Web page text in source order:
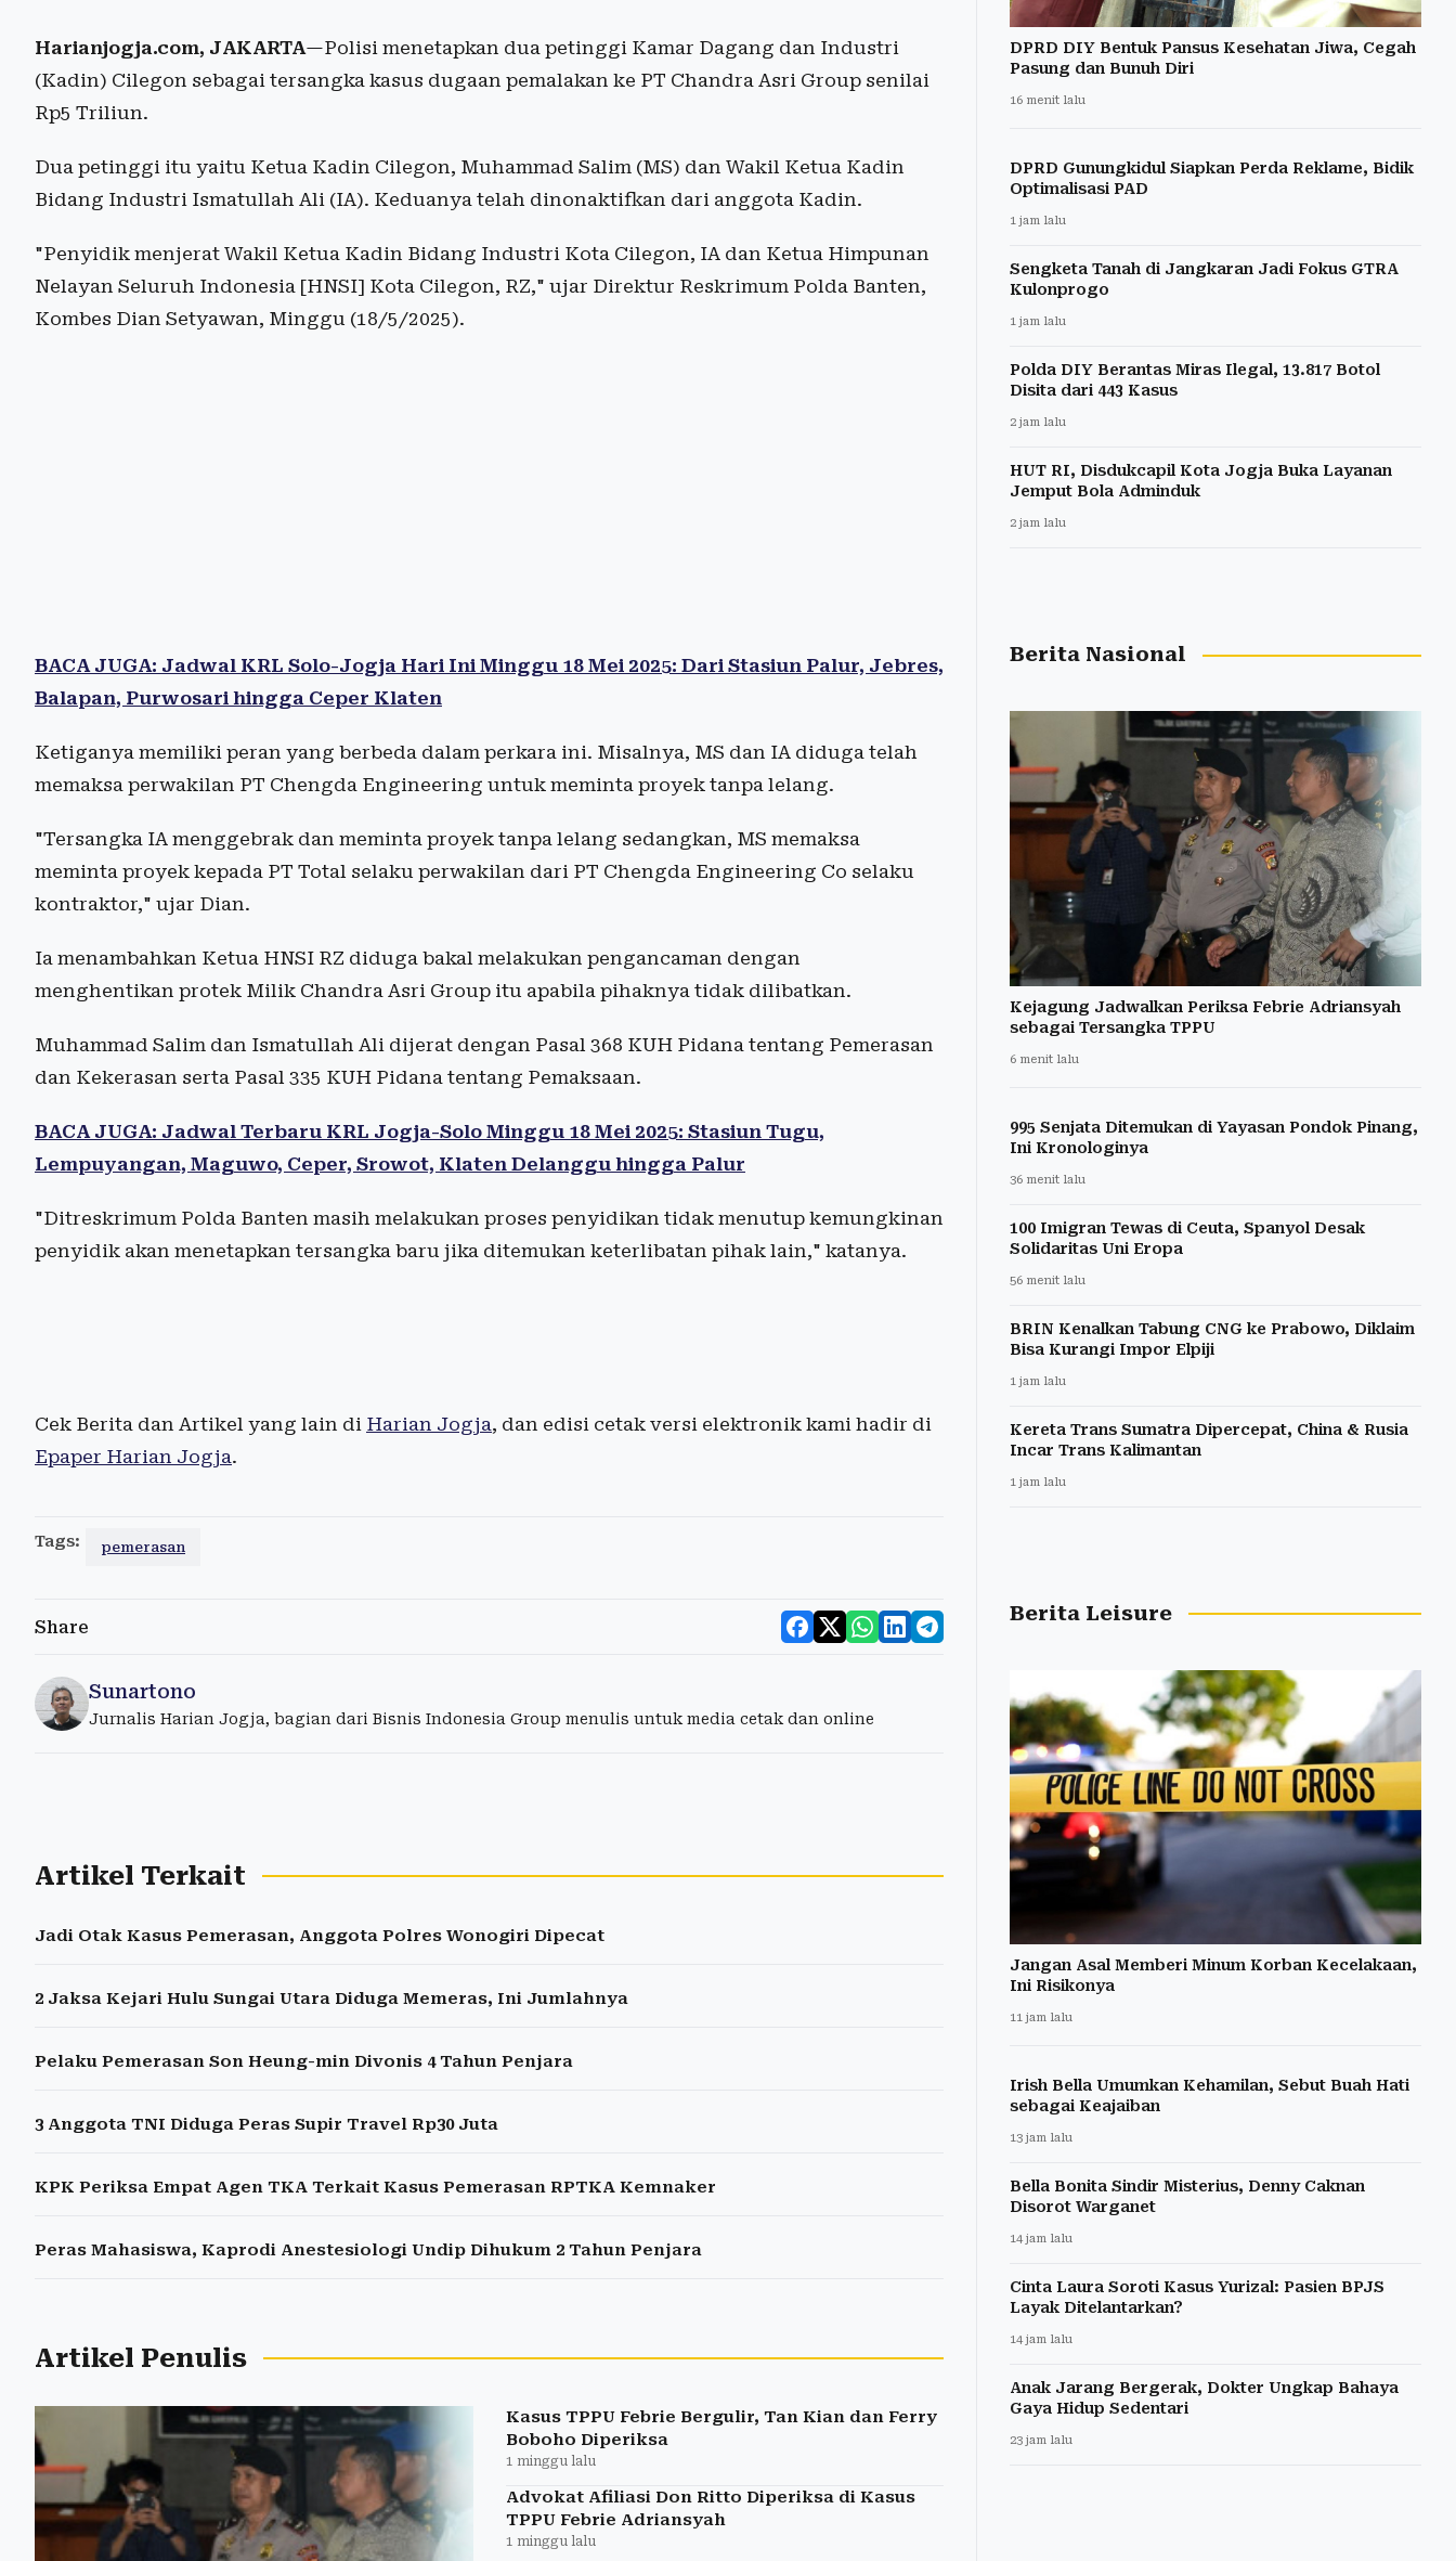
Harianjogja.com, JAKARTA—Polisi menetapkan dua petinggi Kamar Dagang dan Industri
(Kadin) Cilegon sebagai tersangka kasus dugaan pemalakan ke PT Chandra Asri Group senilai
Rp5 Triliun.
Dua petinggi itu yaitu Ketua Kadin Cilegon, Muhammad Salim (MS) dan Wakil Ketua Kadin
Bidang Industri Ismatullah Ali (IA). Keduanya telah dinonaktifkan dari anggota Kadin.
"Penyidik menjerat Wakil Ketua Kadin Bidang Industri Kota Cilegon, IA dan Ketua Himpunan
Nelayan Seluruh Indonesia [HNSI] Kota Cilegon, RZ," ujar Direktur Reskrimum Polda Banten,
Kombes Dian Setyawan, Minggu (18/5/2025).
BACA JUGA: Jadwal KRL Solo-Jogja Hari Ini Minggu 18 Mei 2025: Dari Stasiun Palur, Jebres,
Balapan, Purwosari hingga Ceper Klaten
Ketiganya memiliki peran yang berbeda dalam perkara ini. Misalnya, MS dan IA diduga telah
memaksa perwakilan PT Chengda Engineering untuk meminta proyek tanpa lelang.
"Tersangka IA menggebrak dan meminta proyek tanpa lelang sedangkan, MS memaksa
meminta proyek kepada PT Total selaku perwakilan dari PT Chengda Engineering Co selaku
kontraktor," ujar Dian.
Ia menambahkan Ketua HNSI RZ diduga bakal melakukan pengancaman dengan
menghentikan protek Milik Chandra Asri Group itu apabila pihaknya tidak dilibatkan.
Muhammad Salim dan Ismatullah Ali dijerat dengan Pasal 368 KUH Pidana tentang Pemerasan
dan Kekerasan serta Pasal 335 KUH Pidana tentang Pemaksaan.
BACA JUGA: Jadwal Terbaru KRL Jogja-Solo Minggu 18 Mei 2025: Stasiun Tugu,
Lempuyangan, Maguwo, Ceper, Srowot, Klaten Delanggu hingga Palur
"Ditreskrimum Polda Banten masih melakukan proses penyidikan tidak menutup kemungkinan
penyidik akan menetapkan tersangka baru jika ditemukan keterlibatan pihak lain," katanya.
Cek Berita dan Artikel yang lain di Harian Jogja, dan edisi cetak versi elektronik kami hadir di
Epaper Harian Jogja.
Tags: pemerasan
Share
Sunartono
Jurnalis Harian Jogja, bagian dari Bisnis Indonesia Group menulis untuk media cetak dan online
Artikel Terkait
Jadi Otak Kasus Pemerasan, Anggota Polres Wonogiri Dipecat
2 Jaksa Kejari Hulu Sungai Utara Diduga Memeras, Ini Jumlahnya
Pelaku Pemerasan Son Heung-min Divonis 4 Tahun Penjara
3 Anggota TNI Diduga Peras Supir Travel Rp30 Juta
KPK Periksa Empat Agen TKA Terkait Kasus Pemerasan RPTKA Kemnaker
Peras Mahasiswa, Kaprodi Anestesiologi Undip Dihukum 2 Tahun Penjara
Artikel Penulis
Kasus TPPU Febrie Bergulir, Tan Kian dan Ferry
Boboho Diperiksa
1 minggu lalu
Advokat Afiliasi Don Ritto Diperiksa di Kasus
TPPU Febrie Adriansyah
1 minggu lalu
DPRD DIY Bentuk Pansus Kesehatan Jiwa, Cegah
Pasung dan Bunuh Diri
16 menit lalu
DPRD Gunungkidul Siapkan Perda Reklame, Bidik
Optimalisasi PAD
1 jam lalu
Sengketa Tanah di Jangkaran Jadi Fokus GTRA
Kulonprogo
1 jam lalu
Polda DIY Berantas Miras Ilegal, 13.817 Botol
Disita dari 443 Kasus
2 jam lalu
HUT RI, Disdukcapil Kota Jogja Buka Layanan
Jemput Bola Adminduk
2 jam lalu
Berita Nasional
Kejagung Jadwalkan Periksa Febrie Adriansyah
sebagai Tersangka TPPU
6 menit lalu
995 Senjata Ditemukan di Yayasan Pondok Pinang,
Ini Kronologinya
36 menit lalu
100 Imigran Tewas di Ceuta, Spanyol Desak
Solidaritas Uni Eropa
56 menit lalu
BRIN Kenalkan Tabung CNG ke Prabowo, Diklaim
Bisa Kurangi Impor Elpiji
1 jam lalu
Kereta Trans Sumatra Dipercepat, China & Rusia
Incar Trans Kalimantan
1 jam lalu
Berita Leisure
Jangan Asal Memberi Minum Korban Kecelakaan,
Ini Risikonya
11 jam lalu
Irish Bella Umumkan Kehamilan, Sebut Buah Hati
sebagai Keajaiban
13 jam lalu
Bella Bonita Sindir Misterius, Denny Caknan
Disorot Warganet
14 jam lalu
Cinta Laura Soroti Kasus Yurizal: Pasien BPJS
Layak Ditelantarkan?
14 jam lalu
Anak Jarang Bergerak, Dokter Ungkap Bahaya
Gaya Hidup Sedentari
23 jam lalu